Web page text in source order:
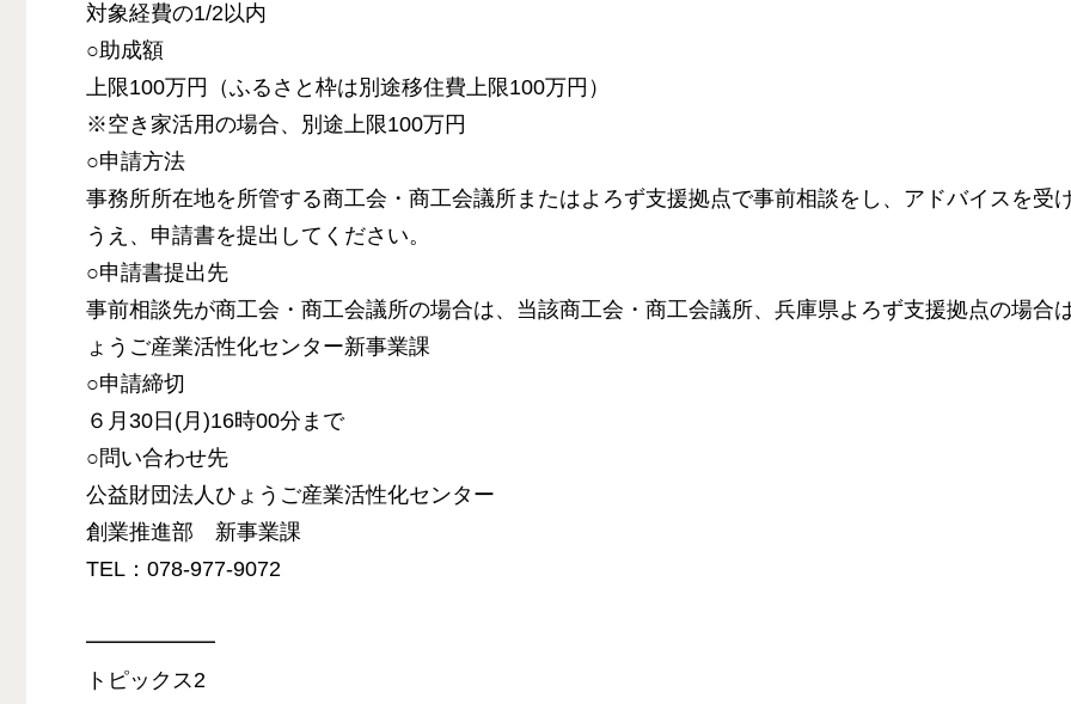
対象経費の1/2以内
○助成額
上限100万円（ふるさと枠は別途移住費上限100万円）
※空き家活用の場合、別途上限100万円
○申請方法
事務所所在地を所管する商工会・商工会議所またはよろず支援拠点で事前相談をし、アドバイスを受
うえ、申請書を提出してください。
○申請書提出先
事前相談先が商工会・商工会議所の場合は、当該商工会・商工会議所、兵庫県よろず支援拠点の場合
ょうご産業活性化センター新事業課
○申請締切
６月30日(月)16時00分まで
○問い合わせ先
公益財団法人ひょうご産業活性化センター
創業推進部 新事業課
TEL：078-977-9072
━━━━━━
トピックス2